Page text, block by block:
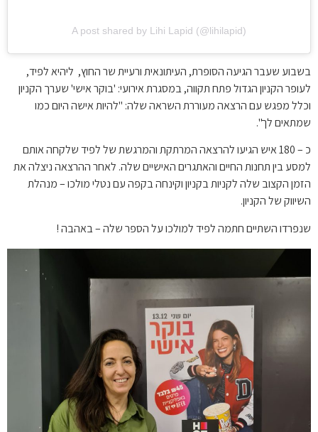
A post shared by Lihi Lapid (@lihilapid)
בשבוע שעבר הגיעה הסופרת, העיתונאית ורעיית שר החוץ, ליהיא לפיד,
לעופר הקניון הגדול פתח תקווה, במסגרת אירועי: 'בוקר אישי' שערך הקניון
וכלל מפגש עם הרצאה מעוררת השראה שלה: "להיות אישה היום כמו
שמתאים לך".
כ – 180 איש הגיעו להרצאה המרתקת והמרגשת של לפיד שלקחה אותם
למסע בין תחנות החיים והאתגרים האישיים שלה. לאחר ההרצאה ניצלה את
הזמן הקצוב שלה לקניות בקניון וקינחה בקפה עם נטלי מולכו – מנהלת
השיווק של הקניון.
שנפרדו השתיים חתמה לפיד למולכו על הספר שלה – באהבה !